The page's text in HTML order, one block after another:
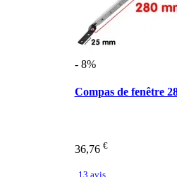
- 8%
Compas de fenêtre
36,76 €
13 avis